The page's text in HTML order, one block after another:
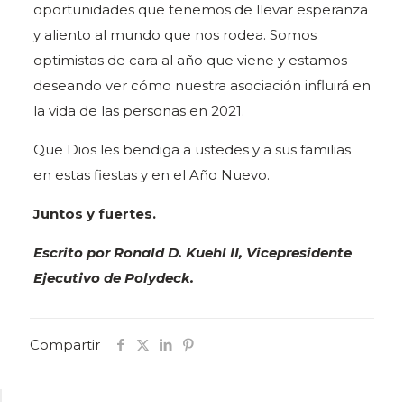
oportunidades que tenemos de llevar esperanza
y aliento al mundo que nos rodea. Somos
optimistas de cara al año que viene y estamos
deseando ver cómo nuestra asociación influirá en
la vida de las personas en 2021.
Que Dios les bendiga a ustedes y a sus familias
en estas fiestas y en el Año Nuevo.
Juntos y fuertes.
Escrito por Ronald D. Kuehl II, Vicepresidente
Ejecutivo de Polydeck.
Compartir